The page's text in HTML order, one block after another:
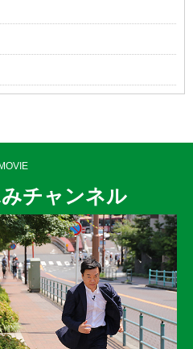
チャンネル